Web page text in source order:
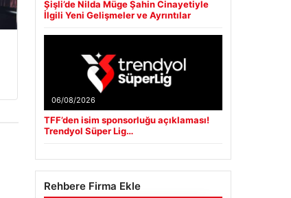
Şişli’de Nilda Müge Şahin Cinayetiyle
İlgili Yeni Gelişmeler ve Ayrıntılar
06/08/2026
TFF’den isim sponsorluğu açıklaması!
Trendyol Süper Lig…
Rehbere Firma Ekle